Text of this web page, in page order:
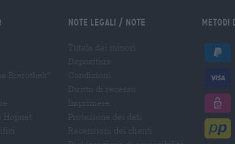
Note legali / Note Metodi